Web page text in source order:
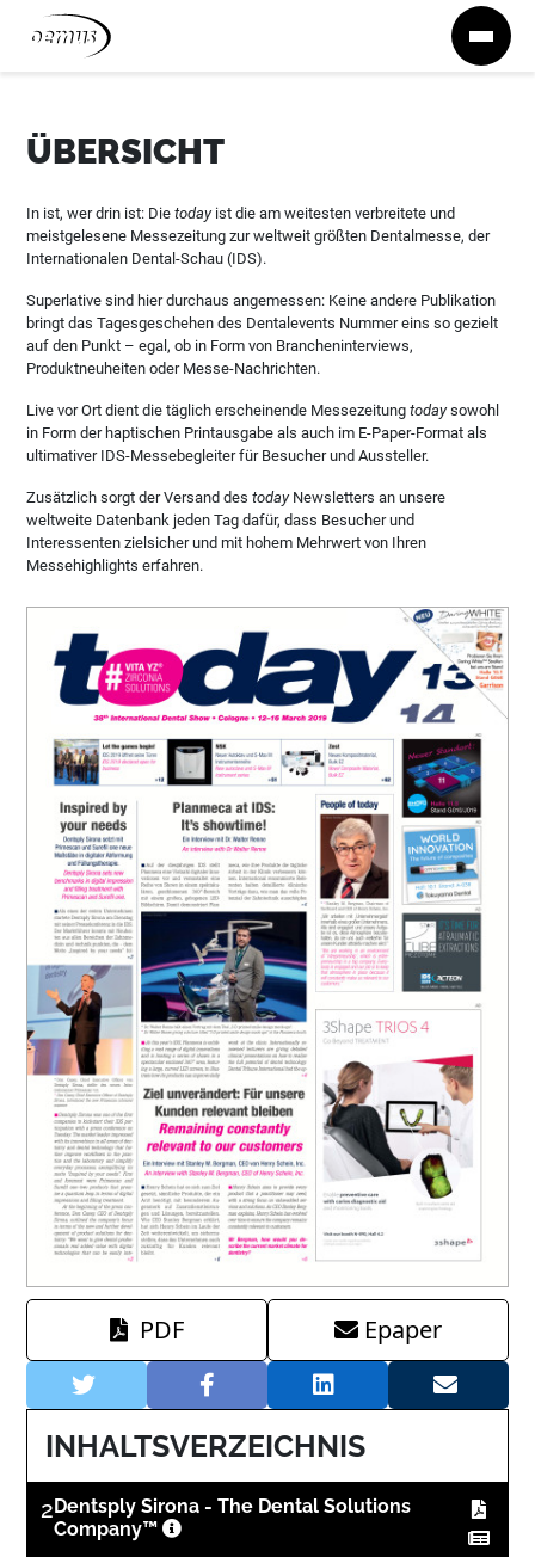
Zum Inhalt springen
ÜBERSICHT
In ist, wer drin ist: Dietodayist die am weitesten verbreitete und
meistgelesene Messezeitung zur weltweit größten Dentalmesse, der
Internationalen Dental-Schau (IDS).
Superlative sind hier durchaus angemessen: Keine andere Publikation
bringt das Tagesgeschehen des Dentalevents Nummer eins so gezielt
auf den Punkt – egal, ob in Form von Brancheninterviews,
Produktneuheiten oder Messe-Nachrichten.
Live vor Ort dient die täglich erscheinende Messezeitung todaysowohl
in Form der haptischen Printausgabe als auch im E-Paper-Format als
ultimativer IDS-Messebegleiter für Besucher und Aussteller.
Zusätzlich sorgt der Versand destodayNewsletters an unsere
weltweite Datenbank jeden Tag dafür, dass Besucher und
Interessenten zielsicher und mit hohem Mehrwert von Ihren
Messehighlights erfahren.
PDF Epaper
INHALTSVERZEICHNIS
2 Dentsply Sirona - The Dental Solutions
Company™